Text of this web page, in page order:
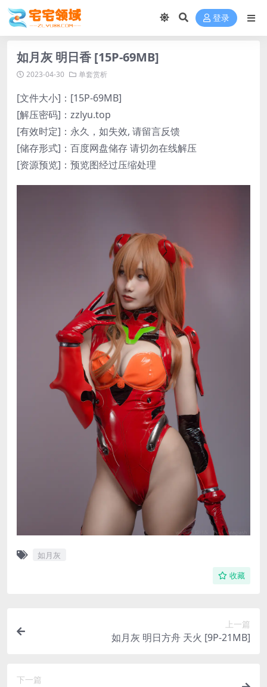
登录
如月灰 明日香 [15P-69MB]
2023-04-30 单套赏析
[文件大小]：[15P-69MB]
[解压密码]：zzlyu.top
[有效时定]：永久，如失效, 请留言反馈
[储存形式]：百度网盘储存 请切勿在线解压
[资源预览]：预览图经过压缩处理
如月灰
收藏
上一篇
如月灰 明日方舟 天火 [9P-21MB]
下一篇